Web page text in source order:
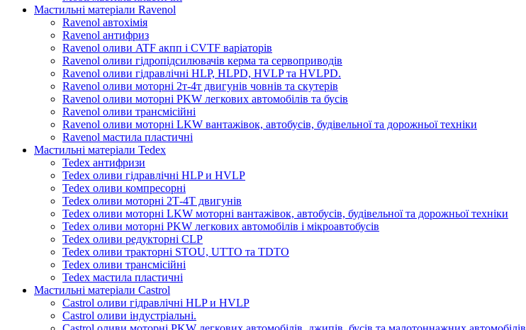
Мастильні матеріали Ravenol
Ravenol автохімія
Ravenol антифриз
Ravenol оливи ATF акпп і CVTF варіаторів
Ravenol оливи гідропідсилювачів керма та сервоприводів
Ravenol оливи гідравлічні HLP, HLPD, HVLP та HVLPD.
Ravenol оливи моторні 2т-4т двигунів човнів та скутерів
Ravenol оливи моторні PKW легкових автомобілів та бусів
Ravenol оливи трансмісійні
Ravenol оливи моторні LKW вантажівок, автобусів, будівельної та дорожньої техніки
Ravenol мастила пластичні
Мастильні матеріали Tedex
Tedex антифризи
Tedex оливи гідравлічні HLP и HVLP
Tedex оливи компресорні
Tedex оливи моторні 2Т-4Т двигунів
Tedex оливи моторні LKW моторні вантажівок, автобусів, будівельної та дорожньої техніки
Tedex оливи моторні PKW легкових автомобілів і мікроавтобусів
Tedex оливи редукторні CLP
Tedex оливи тракторні STOU, UTTO та TDTO
Tedex оливи трансмісійні
Tedex мастила пластичні
Мастильні матеріали Castrol
Castrol оливи гідравлічні HLP и HVLP
Castrol оливи індустріальні.